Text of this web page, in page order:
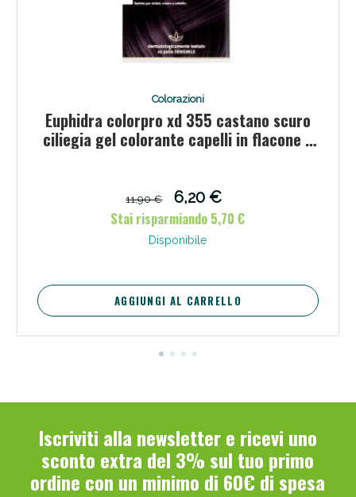
Colorazioni
Euphidra colorpro xd 355 castano scuro
ciliegia gel colorante capelli in flacone +
11,90 €
6,20 €
Stai risparmiando 5,70 €
Disponibile
AGGIUNGI AL CARRELLO
Iscriviti alla newsletter e ricevi uno
sconto extra del 3% sul tuo primo
ordine con un minimo di 60€ di spesa